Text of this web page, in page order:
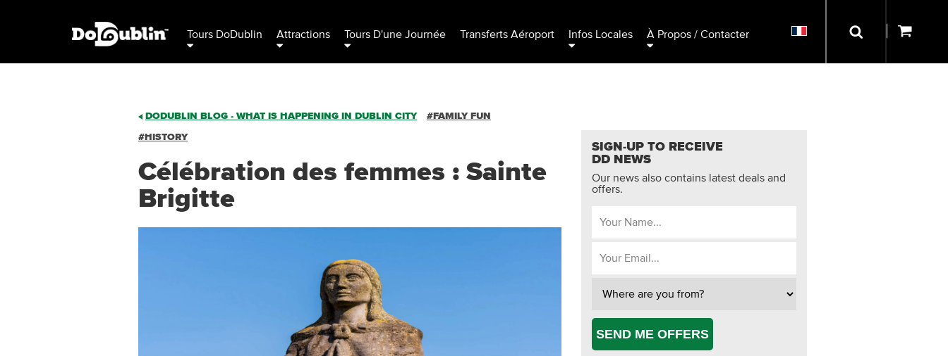
Tours DoDublin Attractions Tours D'une Journée Transferts Aéroport Infos Locales À Propos / Contacter
DODUBLIN BLOG - WHAT IS HAPPENING IN DUBLIN CITY #FAMILY FUN
#HISTORY
Célébration des femmes : Sainte
Brigitte
SIGN-UP TO RECEIVE
DD NEWS
Our news also contains latest deals and
offers.
SEND ME OFFERS